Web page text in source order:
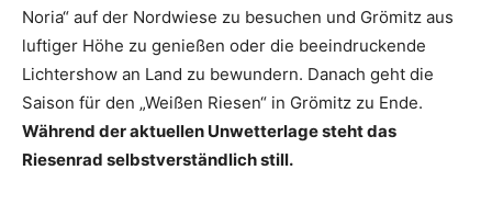
Noria“ auf der Nordwiese zu besuchen und Grömitz aus
luftiger Höhe zu genießen oder die beeindruckende
Lichtershow an Land zu bewundern. Danach geht die
Saison für den „Weißen Riesen“ in Grömitz zu Ende.
Während der aktuellen Unwetterlage steht das
Riesenrad selbstverständlich still.